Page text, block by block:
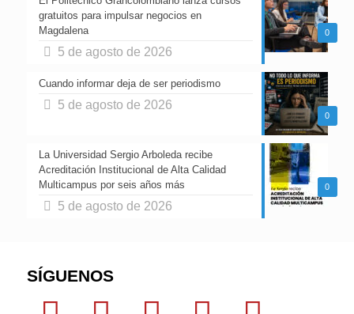
0
gratuitos para impulsar negocios en
Magdalena
5 de agosto de 2026
0
Cuando informar deja de ser periodismo
5 de agosto de 2026
0
La Universidad Sergio Arboleda recibe
Acreditación Institucional de Alta Calidad
Multicampus por seis años más
5 de agosto de 2026
SÍGUENOS